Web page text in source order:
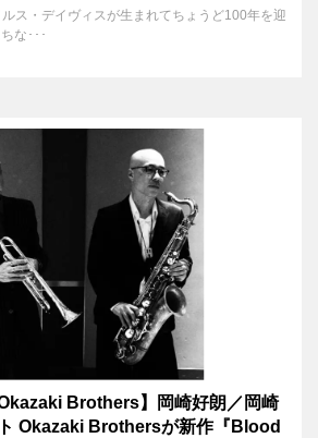
ス・デイヴィスが生まれてちょうど100年を迎
な･･･
Brothers】岡崎好朗／岡崎
Okazaki Brothersが新作『Blood